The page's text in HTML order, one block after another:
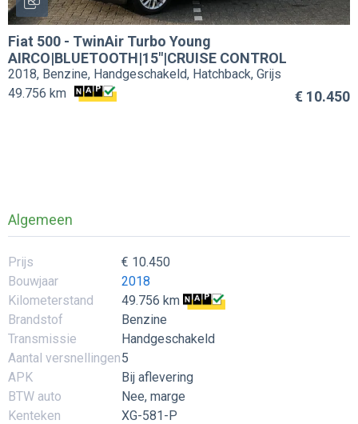
Fiat 500 - TwinAir Turbo Young
AIRCO|BLUETOOTH|15"|CRUISE CONTROL
2018, Benzine, Handgeschakeld, Hatchback, Grijs
€ 10.450
49.756 km
Algemeen
Prijs
€ 10.450
Bouwjaar
2018
Kilometerstand
49.756 km
Brandstof
Benzine
Transmissie
Handgeschakeld
Aantal versnellingen5
APK
Bij aflevering
BTW auto
Nee, marge
Kenteken
XG-581-P